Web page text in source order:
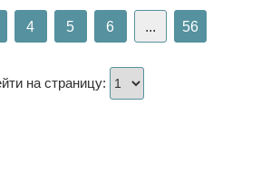
4 5 6 ... 56
на страницу: